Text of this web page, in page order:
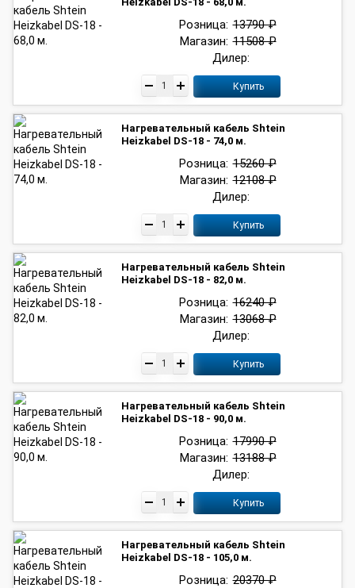
Дилер:
Розница: 13790 ₽
Магазин: 11508 ₽
Купить
Нагревательный кабель Shtein
Heizkabel DS-18 - 74,0 м.
Дилер:
Розница: 15260 ₽
Магазин: 12108 ₽
Купить
Нагревательный кабель Shtein
Heizkabel DS-18 - 82,0 м.
Дилер:
Розница: 16240 ₽
Магазин: 13068 ₽
Купить
Нагревательный кабель Shtein
Heizkabel DS-18 - 90,0 м.
Дилер:
Розница: 17990 ₽
Магазин: 13188 ₽
Купить
Нагревательный кабель Shtein
Heizkabel DS-18 - 105,0 м.
Розница: 20370 ₽